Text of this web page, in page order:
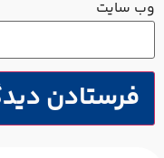
وب‌ سایت